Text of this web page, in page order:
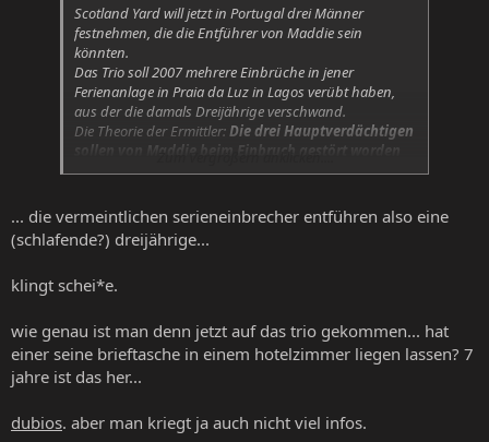
Scotland Yard will jetzt in Portugal drei Männer
festnehmen, die die Entführer von Maddie sein
könnten.
Das Trio soll 2007 mehrere Einbrüche in jener
Ferienanlage in Praia da Luz in Lagos verübt haben,
aus der die damals Dreijährige verschwand.
Die Theorie der Ermittler: Die drei Hauptverdächtigen
sollen von Maddie beim Einbruch gestört worden
sein, weshalb sie das Mädchen in Panik entführt
Noch fehlt der britischen Polizei jedoch die Erlaubnis,
die Männer in Portugal zu befragen.
... die vermeintlichen serieneinbrecher entführen also eine
(schlafende?) dreijährige...
klingt schei*e.
wie genau ist man denn jetzt auf das trio gekommen... hat
einer seine brieftasche in einem hotelzimmer liegen lassen? 7
jahre ist das her...
dubios. aber man kriegt ja auch nicht viel infos.